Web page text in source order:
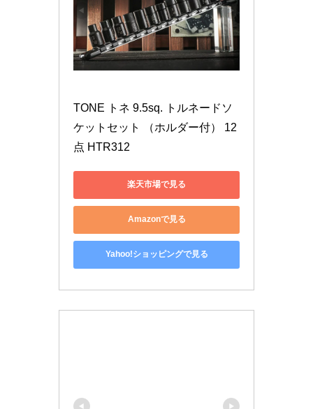
TONE トネ 9.5sq. トルネードソ
ケットセット （ホルダー付） 12
点 HTR312
楽天市場で見る
Amazonで見る
Yahoo!ショッピングで見る